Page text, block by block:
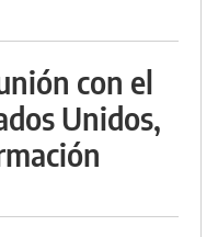
con el
Unidos,